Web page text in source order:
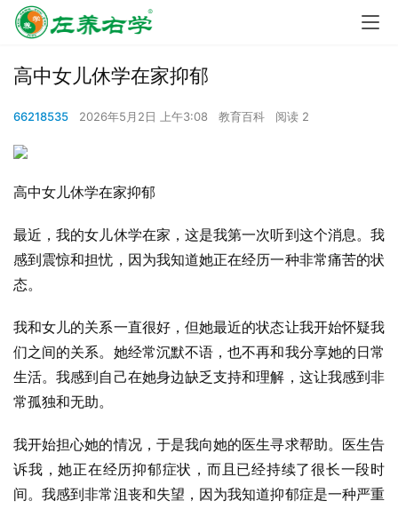
高中女儿休学在家抑郁
66218535 2026年5月2日 上午3:08 教育百科 阅读 2
高中女儿休学在家抑郁
最近，我的女儿休学在家，这是我第一次听到这个消息。我
感到震惊和担忧，因为我知道她正在经历一种非常痛苦的状
态。
我和女儿的关系一直很好，但她最近的状态让我开始怀疑我
们之间的关系。她经常沉默不语，也不再和我分享她的日常
生活。我感到自己在她身边缺乏支持和理解，这让我感到非
常孤独和无助。
我开始担心她的情况，于是我向她的医生寻求帮助。医生告
诉我，她正在经历抑郁症状，而且已经持续了很长一段时
间。我感到非常沮丧和失望，因为我知道抑郁症是一种严重